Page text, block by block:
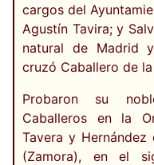
cargos del
Agustín Tavira; y
natural de Madrid
cruzó Caballero de
Probaron su
Caballeros en la
Tavera y Hernández
(Zamora), en el